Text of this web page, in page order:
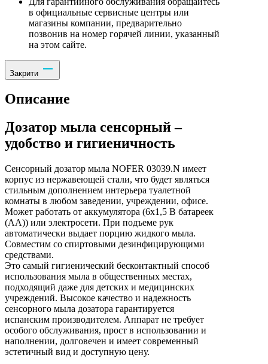
в официальные сервисные центры или
магазины компании, предварительно
позвонив на номер горячей линии, указанный
на этом сайте.
Закрити
Описание
Дозатор мыла сенсорный –
удобство и гигиеничность
Сенсорный дозатор мыла NOFER 03039.N имеет
корпус из нержавеющей стали, что будет являться
стильным дополнением интерьера туалетной
комнаты в любом заведении, учреждении, офисе.
Может работать от аккумулятора (6x1,5 В батареек
(АА)) или электросети. При подъеме рук
автоматически выдает порцию жидкого мыла.
Совместим со спиртовыми дезинфицирующими
средствами.
Это самый гигиенический бесконтактный способ
использования мыла в общественных местах,
подходящий даже для детских и медицинских
учреждений. Высокое качество и надежность
сенсорного мыла дозатора гарантируется
испанским производителем. Аппарат не требует
особого обслуживания, прост в использовании и
наполнении, долговечен и имеет современный
эстетичный вид и доступную цену.